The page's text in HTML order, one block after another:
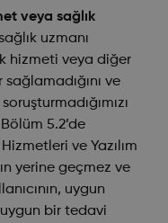
veya sağlık
uzmanı
hizmeti veya diğer
ve
5.2’de
ve Yazılım
yerine geçmez ve
uygun
bir tedavi